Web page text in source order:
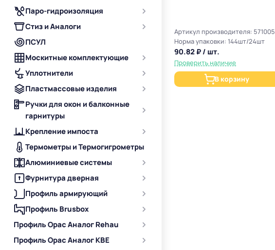
Паро-гидроизоляция
Стиз и Аналоги
ПСУЛ
Москитные комплектующие
Уплотнители
Пластмассовые изделия
Ручки для окон и балконные
гарнитуры
Крепление импоста
Термометры и Термогигрометры
Алюминиевые системы
Фурнитура дверная
Профиль армирующий
Профиль Brusbox
Профиль Орас Аналог Rehau
Профиль Орас Аналог KBE
Артикул производителя: 571005
Норма упаковки: 144шт/24шт
90.82 ₽ / шт.
Проверить наличие
В корзину